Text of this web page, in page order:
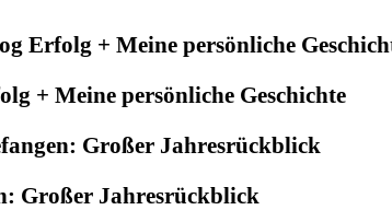
+ Meine persönliche Geschichte
Großer Jahresrückblick